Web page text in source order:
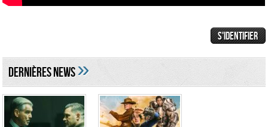
DERNIÈRES NEWS»